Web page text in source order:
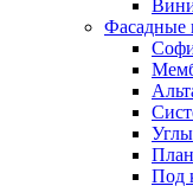
Фасадные
Углы
Под